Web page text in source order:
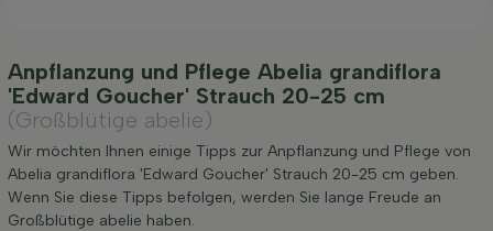
Anpflanzung und Pflege Abelia grandiflora
'Edward Goucher' Strauch 20-25 cm
(Großblütige abelie)
Wir möchten Ihnen einige Tipps zur Anpflanzung und Pflege von
Abelia grandiflora 'Edward Goucher' Strauch 20-25 cm geben.
Wenn Sie diese Tipps befolgen, werden Sie lange Freude an
Großblütige abelie haben.